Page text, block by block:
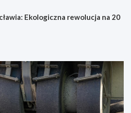
Ekologiczna rewolucja na 20